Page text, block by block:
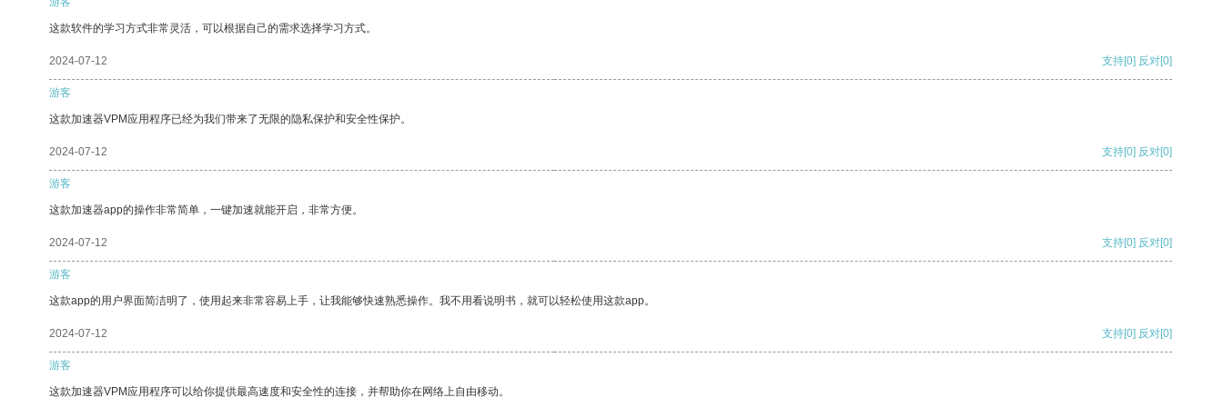
这款软件的学习方式非常灵活，可以根据自己的需求选择学习方式。
2024-07-12 支持[0] 反对[0]
游客
这款加速器VPM应用程序已经为我们带来了无限的隐私保护和安全性保护。
2024-07-12 支持[0] 反对[0]
游客
这款加速器app的操作非常简单，一键加速就能开启，非常方便。
2024-07-12 支持[0] 反对[0]
游客
这款app的用户界面简洁明了，使用起来非常容易上手，让我能够快速熟悉操作。我不用看说明书，就可以轻松使用这款app。
2024-07-12 支持[0] 反对[0]
游客
这款加速器VPM应用程序可以给你提供最高速度和安全性的连接，并帮助你在网络上自由移动。